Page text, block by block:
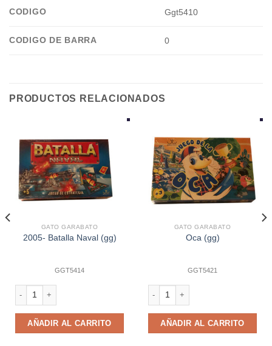
CODIGO Ggt5410
CODIGO DE BARRA 0
PRODUCTOS RELACIONADOS
GATO GARABATO
2005- Batalla Naval (gg)
GGT5414
AÑADIR AL CARRITO
GATO GARABATO
Oca (gg)
GGT5421
AÑADIR AL CARRITO